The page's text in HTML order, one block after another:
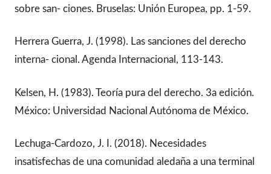
sobre san- ciones. Bruselas: Unión Europea, pp. 1-59.
Herrera Guerra, J. (1998). Las sanciones del derecho
interna- cional. Agenda Internacional, 113-143.
Kelsen, H. (1983). Teoría pura del derecho. 3a edición.
México: Universidad Nacional Autónoma de México.
Lechuga-Cardozo, J. I. (2018). Necesidades
insatisfechas de una comunidad aledaña a una terminal